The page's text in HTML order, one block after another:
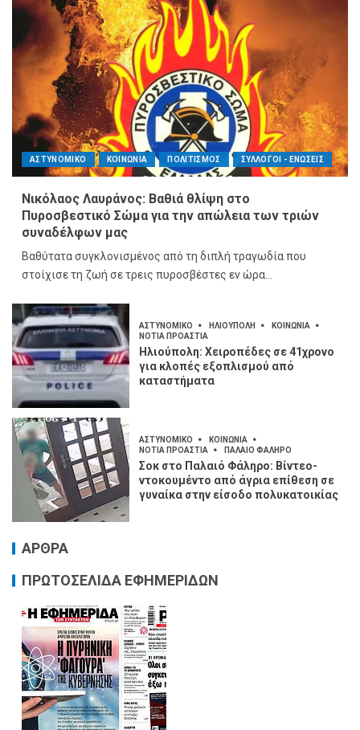
ΑΣΤΥΝΟΜΙΚΟ ΚΟΙΝΩΝΙΑ ΠΟΛΙΤΙΣΜΟΣ ΣΥΛΛΟΓΟΙ - ΕΝΩΣΕΙΣ
Νικόλαος Λαυράνος: Βαθιά θλίψη στο
Πυροσβεστικό Σώμα για την απώλεια των τριών
συναδέλφων μας
Βαθύτατα συγκλονισμένος από τη διπλή τραγωδία που
στοίχισε τη ζωή σε τρεις πυροσβέστες εν ώρα...
ΑΣΤΥΝΟΜΙΚΟ ΗΛΙΟΥΠΟΛΗ
ΚΟΙΝΩΝΙΑ
ΝΟΤΙΑ ΠΡΟΑΣΤΙΑ
Ηλιούπολη: Χειροπέδες σε 41χρονο
για κλοπές εξοπλισμού από
καταστήματα
ΑΣΤΥΝΟΜΙΚΟ
ΚΟΙΝΩΝΙΑ
ΝΟΤΙΑ ΠΡΟΑΣΤΙΑ
ΠΑΛΑΙΟ ΦΑΛΗΡΟ
Σοκ στο Παλαιό Φάληρο: Βίντεο-
ντοκουμέντο από άγρια επίθεση σε
γυναίκα στην είσοδο πολυκατοικίας
ΑΡΘΡΑ
ΠΡΩΤΟΣΕΛΙΔΑ ΕΦΗΜΕΡΙΔΩΝ